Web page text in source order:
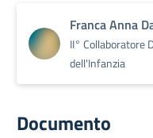
Franca Anna
II° Collaboratore
dell'Infanzia
Documento